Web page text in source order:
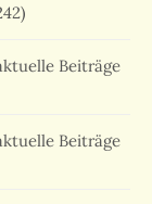
Beiträge
Beiträge